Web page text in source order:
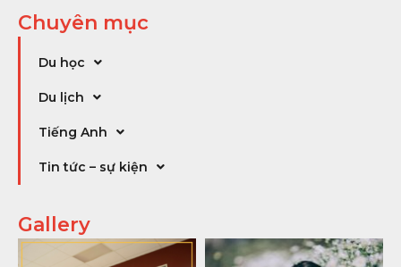
Chuyên mục
Du học
Du lịch
Tiếng Anh
Tin tức – sự kiện
Gallery